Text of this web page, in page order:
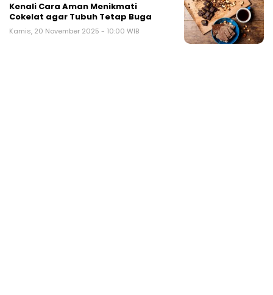
Kenali Cara Aman Menikmati
Cokelat agar Tubuh Tetap Buga
Kamis, 20 November 2025 - 10:00 WIB